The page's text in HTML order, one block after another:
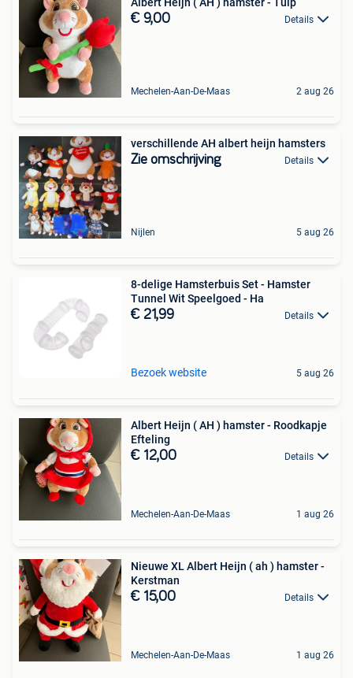
€ 9,00 Details
Mechelen-Aan-De-Maas 2 aug 26
verschillende AH albert heijn hamsters
Zie omschrijving Details
Nijlen 5 aug 26
8-delige Hamsterbuis Set - Hamster
Tunnel Wit Speelgoed - Ha
€ 21,99 Details
Bezoek website 5 aug 26
Albert Heijn ( AH ) hamster - Roodkapje
Efteling
€ 12,00 Details
Mechelen-Aan-De-Maas 1 aug 26
Nieuwe XL Albert Heijn ( ah ) hamster -
Kerstman
€ 15,00 Details
Mechelen-Aan-De-Maas 1 aug 26